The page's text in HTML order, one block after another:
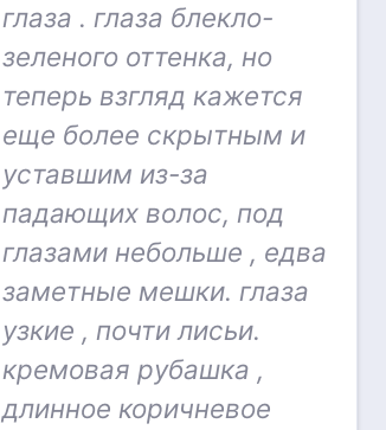
глаза . глаза блекло-
зеленого оттенка, но
теперь взгляд кажется
еще более скрытным и
уставшим из-за
падающих волос, под
глазами небольше , едва
заметные мешки. глаза
узкие , почти лисьи.
кремовая рубашка ,
длинное коричневое